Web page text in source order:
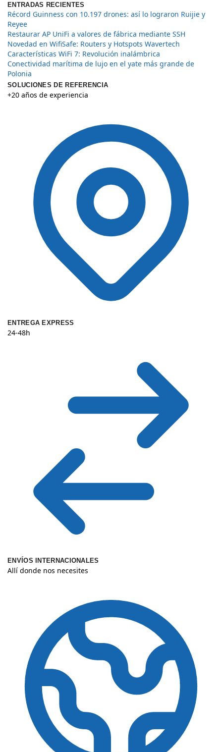
ENTRADAS RECIENTES
Récord Guinness con 10.197 drones: así lo lograron Ruijie y
Reyee
Restaurar AP UniFi a valores de fábrica mediante SSH
Novedad en WifiSafe: Routers y Hotspots Wavertech
Características WiFi 7: Revolución inalámbrica
Conectividad marítima de lujo en el yate más grande de
Polonia
SOLUCIONES DE REFERENCIA
+20 años de experiencia
ENTREGA EXPRESS
24-48h
ENVÍOS INTERNACIONALES
Allí donde nos necesites